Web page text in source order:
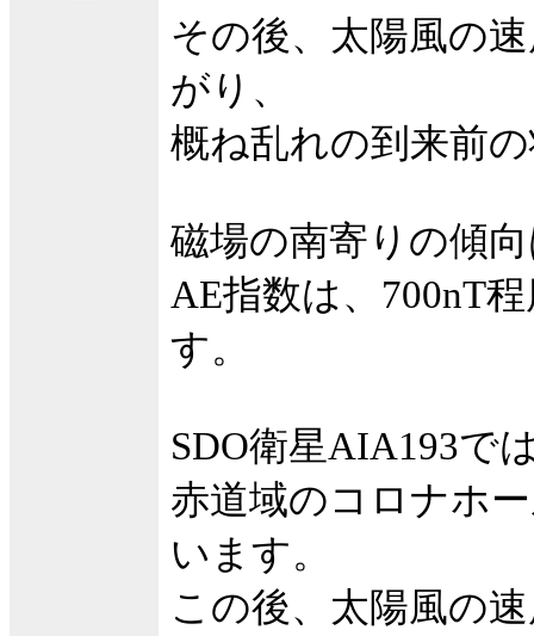
その後、太陽風の
がり、
概ね乱れの到来前
磁場の南寄りの傾
AE指数は、700nT
す。
SDO衛星AIA193で
赤道域のコロナホ
います。
この後、太陽風の